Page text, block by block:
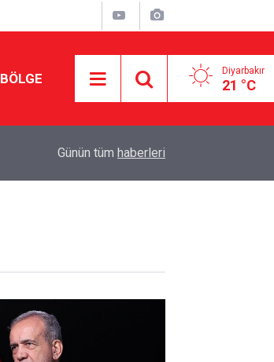
BÖLGE Diyarbakır
21 °C
Musa Anter davasının yeniden açılması için
Günün tüm haberleri